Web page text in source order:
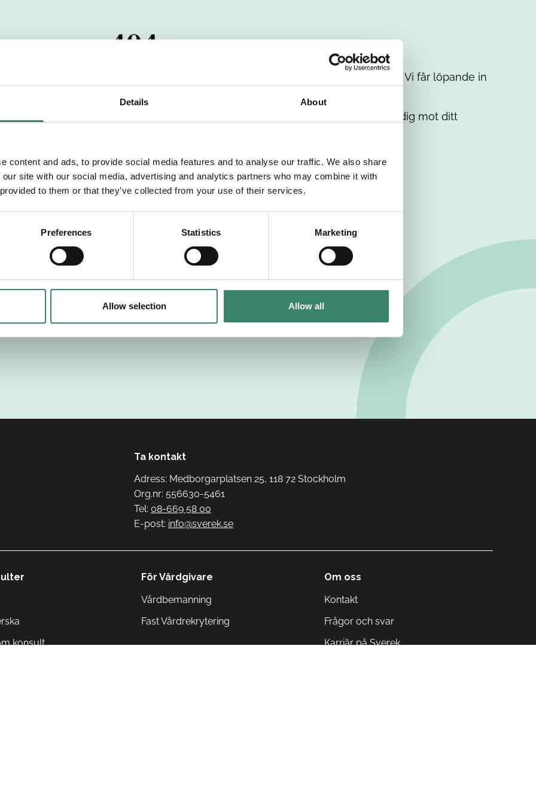
Details About
content and ads, to provide social media features and to analyse our traffic. We also share
site with our social media, advertising and analytics partners who may combine it with
to them or that they’ve collected from your use of their services.
Preferences Statistics Marketing
Allow selection Allow all
404
har passerats. Vi uppskattar verkligen ditt intresse. Misströsta inte. Vi får löpande in
dig med mer information om våra aktuella uppdrag. Tillsammans matchar vi dig mot ditt
Tillbaka till Sverek
Ta kontakt
Adress: Medborgarplatsen 25, 118 72 Stockholm
Org.nr: 556630-5461
Tel: 08-669 58 00
E-post: info@sverek.se
konsult
För Vårdgivare
Vårdbemanning
Fast Vårdrekrytering
Om oss
Kontakt
Frågor och svar
Karriär på Sverek